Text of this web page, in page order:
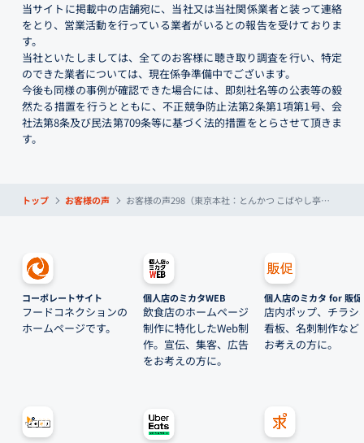
当サイトに掲載中の店舗宛に、当社又は当社関係業者と装って連絡
をとり、営業活動を行っている業者がいるとの報告を受けておりま
す。
当社といたしましては、全てのお客様に聴き取り調査を行い、特定
のできた業者については、現在係争準備中でございます。
今後も同様の事例が確認できた場合には、即刻社名等の公表等の毅
然たる措置を行うとともに、不正競争防止法第2条第1項第1号、会
社法第8条及び民法第709条等に基づく法的措置をとらさせて頂きま
す。
トップ お客様の声 お客様の声298（東京本社：とんかつ こばやし亭様）
コーポレートサイト
フードコネクションの
ホームページです。
個人店のミカタWEB
飲食店のホームページ
制作に特化したWeb制
作。宣伝、集客、広告
をお考えの方に。
個人店のミカタ for 販促
店内ポップ、チラシ
看板、名刺制作など
お考えの方に。